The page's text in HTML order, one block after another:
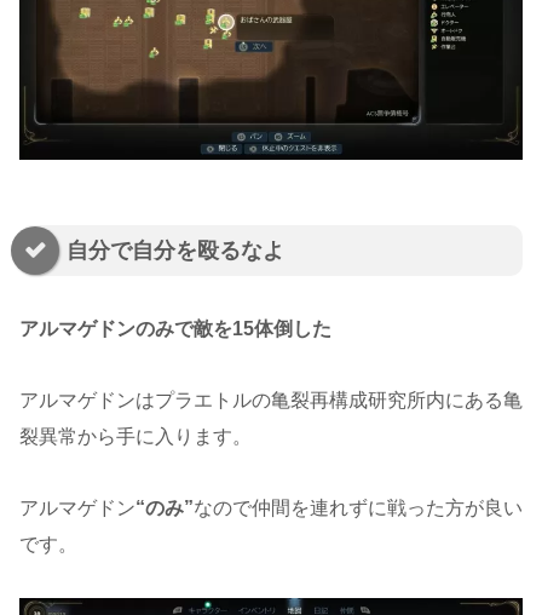
自分で自分を殴るなよ
アルマゲドンのみで敵を15体倒した
アルマゲドンはプラエトルの亀裂再構成研究所内にある亀
裂異常から手に入ります。
アルマゲドン“のみ”なので仲間を連れずに戦った方が良い
です。